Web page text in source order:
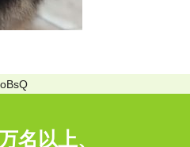
名以上、